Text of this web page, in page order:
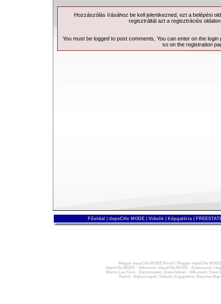
Hozzászólás írásához be kell jelentkezned, ezt a belépési
regisztráltál azt a regisztrációs
You must be logged to post comments, You can enter on the login
so on the registration
Főoldal depeCHe MODE Videók Képgaléria
Magyar depeCHe MODE Portál
Magyar depeCHe
depeCHe MODE - Albumok| depeCHe MODE - Kislemezek|
Martin Lee Gore - Dalszövegek| Dave Gahan - Albumok|
Dave
Recoil - Dalszövegek| Videók| Képgaléria| Devotee Map